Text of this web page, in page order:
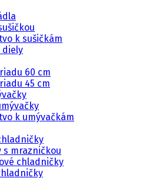
k sušičkám
diely
60 cm
45 cm
k umývačkám
s mrazničkou
chladničky